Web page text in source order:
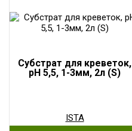
Субстрат для креветок,
pH 5,5, 1-3мм, 2л (S)
ISTA